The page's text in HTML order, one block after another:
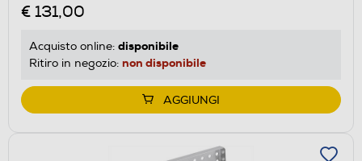
€ 131,00
Acquisto online: disponibile
Ritiro in negozio: non disponibile
AGGIUNGI